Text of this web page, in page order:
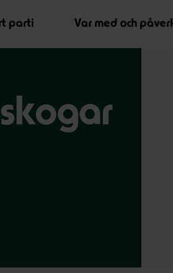
parti Var med och